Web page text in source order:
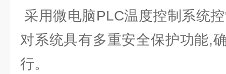
采用微电脑PLC温度控制系统
对系统具有多重安全保护功能,
行。